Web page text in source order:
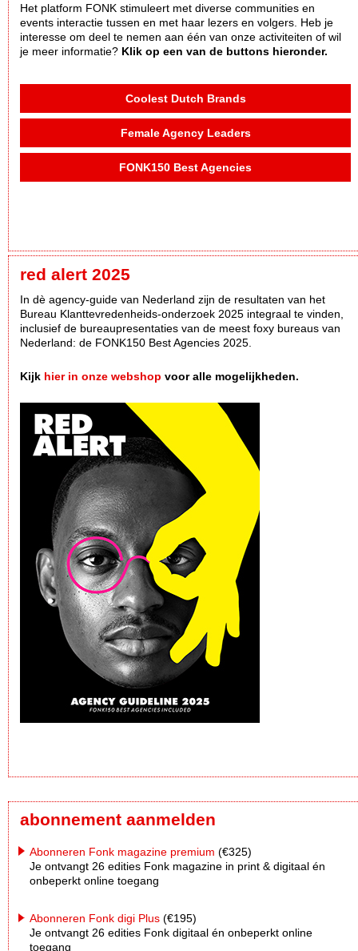
Het platform FONK stimuleert met diverse communities en
events interactie tussen en met haar lezers en volgers. Heb je
interesse om deel te nemen aan één van onze activiteiten of wil
je meer informatie? Klik op een van de buttons hieronder.
Coolest Dutch Brands
Female Agency Leaders
FONK150 Best Agencies
red alert 2025
In dè agency-guide van Nederland zijn de resultaten van het
Bureau Klanttevredenheids-onderzoek 2025 integraal te vinden,
inclusief de bureaupresentaties van de meest foxy bureaus van
Nederland: de FONK150 Best Agencies 2025.
Kijk hier in onze webshop voor alle mogelijkheden.
abonnement aanmelden
Abonneren Fonk magazine premium (€325)
Je ontvangt 26 edities Fonk magazine in print & digitaal én
onbeperkt online toegang
Abonneren Fonk digi Plus (€195)
Je ontvangt 26 edities Fonk digitaal én onbeperkt online
toegang